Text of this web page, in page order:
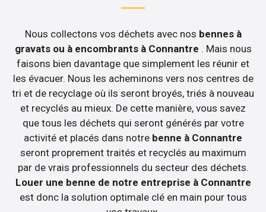
Nous collectons vos déchets avec nos bennes à
gravats ou à encombrants à Connantre . Mais nous
faisons bien davantage que simplement les réunir et
les évacuer. Nous les acheminons vers nos centres de
tri et de recyclage où ils seront broyés, triés à nouveau
et recyclés au mieux. De cette manière, vous savez
que tous les déchets qui seront générés par votre
activité et placés dans notre benne à Connantre
seront proprement traités et recyclés au maximum
par de vrais professionnels du secteur des déchets.
Louer une benne de notre entreprise à Connantre
est donc la solution optimale clé en main pour tous